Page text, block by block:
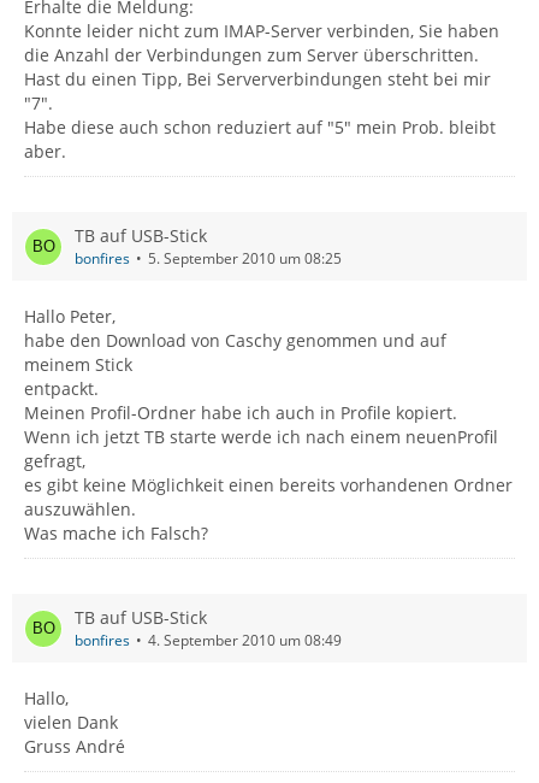
Erhalte die Meldung:
Konnte leider nicht zum IMAP-Server verbinden, Sie haben
die Anzahl der Verbindungen zum Server überschritten.
Hast du einen Tipp, Bei Serververbindungen steht bei mir
"7".
Habe diese auch schon reduziert auf "5" mein Prob. bleibt
aber.
TB auf USB-Stick
bonfires 5. September 2010 um 08:25
Hallo Peter,
habe den Download von Caschy genommen und auf
meinem Stick
entpackt.
Meinen Profil-Ordner habe ich auch in Profile kopiert.
Wenn ich jetzt TB starte werde ich nach einem neuenProfil
gefragt,
es gibt keine Möglichkeit einen bereits vorhandenen Ordner
auszuwählen.
Was mache ich Falsch?
TB auf USB-Stick
bonfires 4. September 2010 um 08:49
Hallo,
vielen Dank
Gruss André